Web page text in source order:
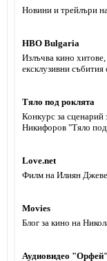
Новини и трейлъри
HBO Bulgaria
Излъчва кино
ексклузивни събития
Тяло под роклята
Конкурс за
Никифоров "Тяло под
Love.net
Филм на Илиян
Movies
Блог за кино на
Аудиовидео "Орфей"